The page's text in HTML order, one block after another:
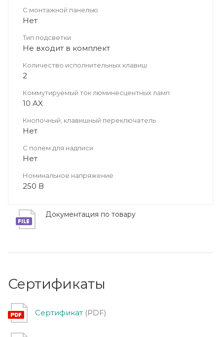
С монтажной панелью
Нет
Тип подсветки
Не входит в комплект
Количество исполнительных клавиш
2
Коммутируемый ток люминесцентных ламп
10 AX
Кнопочный, клавишный переключатель
Нет
С полем для надписи
Нет
Номинальное напряжение
250 В
Документация по товару
Сертификаты
Сертификат (PDF)